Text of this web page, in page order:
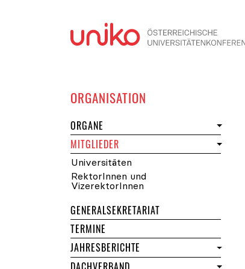
ORGANISATION
ORGANE
MITGLIEDERDER UNIKO
Universitäten
RektorInnen und
VizerektorInnen
GENERALSEKRETARIAT
TERMINE
JAHRESBERICHTE